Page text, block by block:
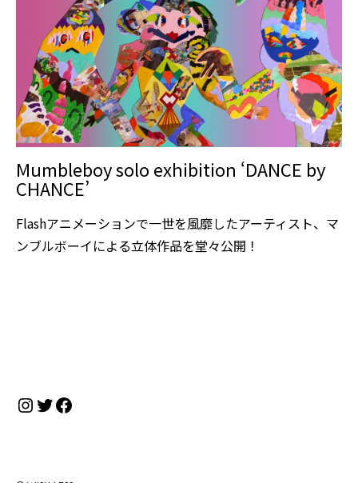
Mumbleboy solo exhibition ‘DANCE by
CHANCE’
Flashアニメーションで一世を風靡したアーティスト、マ
ンブルボーイによる立体作品を堂々公開！
Instagram
Twitter
Facebook